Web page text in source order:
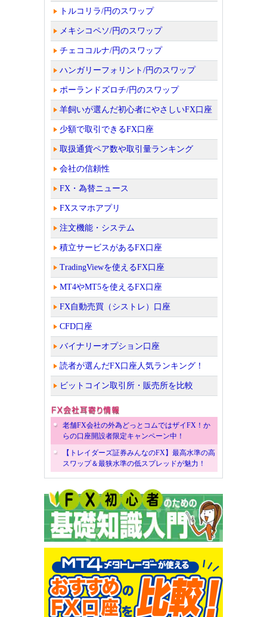
トルコリラ/円のスワップ
メキシコペソ/円のスワップ
チェココルナ/円のスワップ
ハンガリーフォリント/円のスワップ
ポーランドズロチ/円のスワップ
羊飼いが選んだ初心者にやさしいFX口座
少額で取引できるFX口座
取扱通貨ペア数や取引量ランキング
会社の信頼性
FX・為替ニュース
FXスマホアプリ
注文機能・システム
積立サービスがあるFX口座
TradingViewを使えるFX口座
MT4やMT5を使えるFX口座
FX自動売買（シストレ）口座
CFD口座
バイナリーオプション口座
読者が選んだFX口座人気ランキング！
ビットコイン取引所・販売所を比較
老舗FX会社の外為どっとコムではザイFX！か
らの口座開設者限定キャンペーン中！
【トレイダーズ証券みんなのFX】最高水準の高
スワップ＆最狭水準の低スプレッドが魅力！